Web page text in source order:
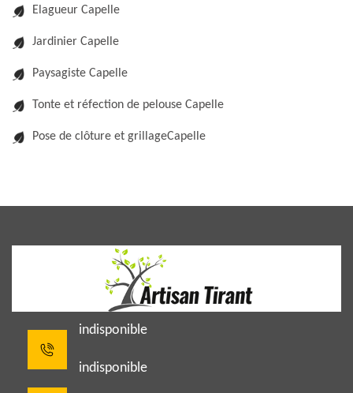
Elagueur Capelle
Jardinier Capelle
Paysagiste Capelle
Tonte et réfection de pelouse Capelle
Pose de clôture et grillageCapelle
indisponible
indisponible